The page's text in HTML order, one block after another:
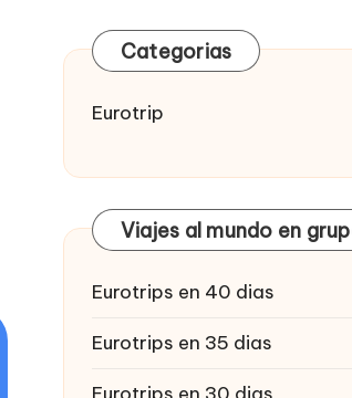
Categorias
Eurotrip
Viajes al mundo en
Eurotrips en 40 dias
Eurotrips en 35 dias